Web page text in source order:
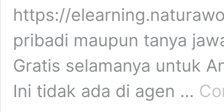
https://
pribadi maupun tanya
Gratis selamanya untuk
Ini tidak ada di agen …